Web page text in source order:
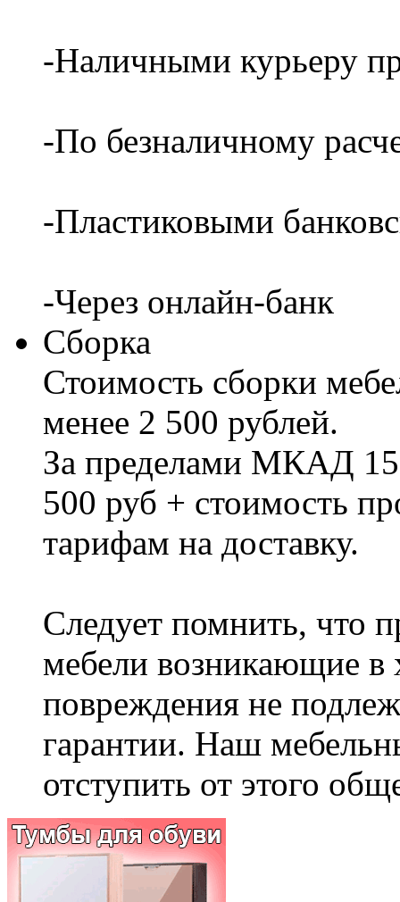
-Наличными курьеру
-По безналичному
-Пластиковыми
-Через онлайн-банк
Сборка
Стоимость сборки
менее 2 500 рублей.
За пределами МКАД
500 руб + стоимость
тарифам на доставку.
Следует помнить, что
мебели возникающие в
повреждения не
гарантии. Наш
отступить от этого